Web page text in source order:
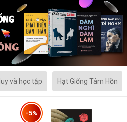
và học tập Hạt Giống Tâm Hồn
-5%